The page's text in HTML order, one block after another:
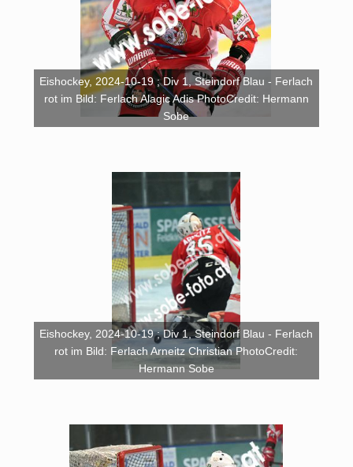
Eishockey, 2024-10-19 ; Div 1, Steindorf Blau - Ferlach
rot im Bild: Ferlach Alagic Adis PhotoCredit: Hermann
Sobe
Eishockey, 2024-10-19 ; Div 1, Steindorf Blau - Ferlach
rot im Bild: Ferlach Arneitz Christian PhotoCredit:
Hermann Sobe